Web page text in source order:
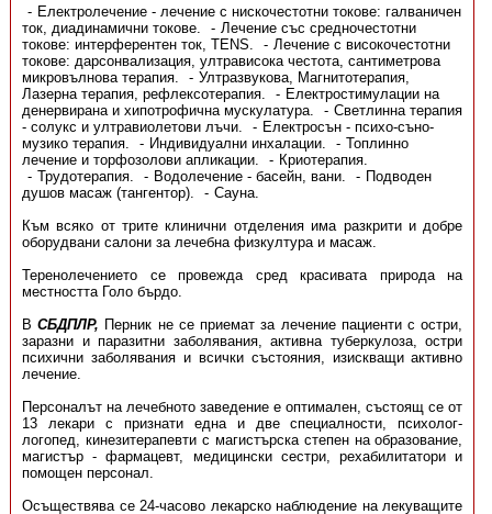
Електролечение - лечение с нискочестотни токове: галваничен
ток, диадинамични токове.
Лечение със средночестотни
токове: интерферентен ток, TENS.
Лечение с високочестотни
токове: дарсонвализация, ултрависока честота, сантиметрова
микровълнова терапия.
Ултразвукова, Магнитотерапия,
Лазерна терапия, рефлексотерапия.
Електростимулации на
денервирана и хипотрофична мускулатура.
Светлинна терапия
- солукс и ултравиолетови лъчи.
Електросън - психо-съно-
музико терапия.
Индивидуални инхалации.
Топлинно
лечение и торфозолови апликации.
Криотерапия.
Трудотерапия.
Водолечение - басейн, вани.
Подводен
душов масаж (тангентор).
Сауна.
Към всяко от трите клинични отделения има разкрити и добре
оборудвани салони за лечебна физкултура и масаж.
Теренолечението се провежда сред красивата природа на
местността Голо бърдо.
ВСБДПЛР, Перник не се приемат за лечение пациенти с остри,
заразни и паразитни заболявания, активна туберкулоза, остри
психични заболявания и всички състояния, изискващи активно
лечение.
Персоналът на лечебното заведение е оптимален, състоящ се от
13 лекари с признати една и две специалности, психолог-
логопед, кинезитерапевти с магистърска степен на образование,
магистър - фармацевт, медицински сестри, рехабилитатори и
помощен персонал.
Осъществява се 24-часово лекарско наблюдение на лекуващите